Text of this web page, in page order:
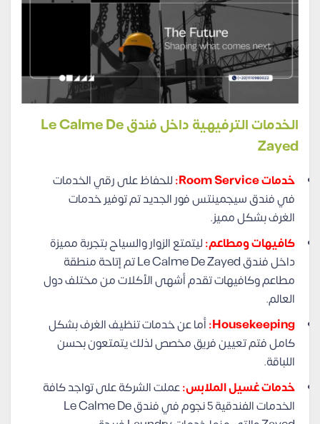
الخدمات الترفيهية داخل فندق Le Calme De
Zayed
خدمات Room Service:
للحفاظ على رقي الخدمات
في فندق سيجمينتس فور الجديد تم توفير خدمات
الغرف بشكل مميز.
كافيهات ومطاعم:ليتمتع الزوار والسياح بتجربة مميزة
داخل فندق Le Calme De Zayed تم إتاحة منطقة
مطاعم وكافيهات تقدم أشهى الأكلات من مختلف دول
العالم.
Housekeeping: أما عن خدمات تنظيف الغرف بشكل
كامل فتم تعيين فريق مخصص لذلك يتمتعون بحسن
اللباقة.
خدمات غسيل الملابس:عملت الشركة على تواجد كافة
الخدمات الفندقية 5 نجوم في فندق Le Calme De